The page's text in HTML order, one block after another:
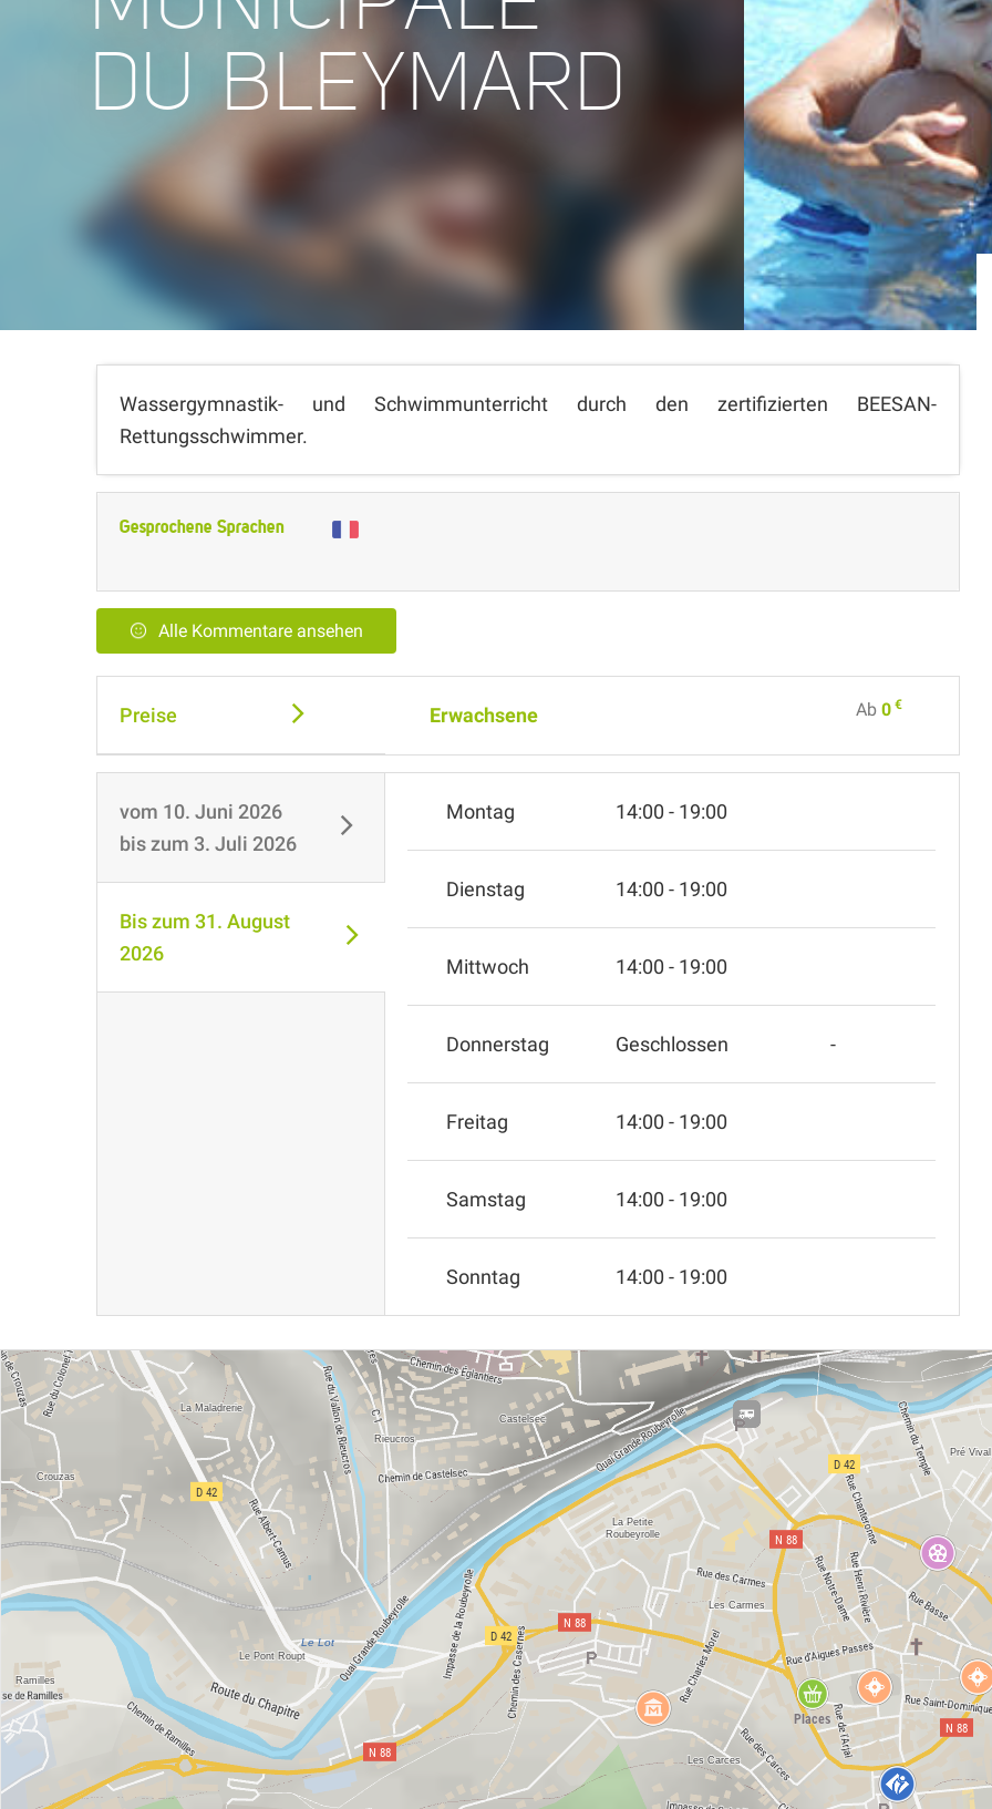
DU BLEYMARD
Wassergymnastik- und Schwimmunterricht durch den zertifizierten BEESAN-
Rettungsschwimmer.
Gesprochene Sprachen
Alle Kommentare ansehen
Preise Erwachsene Ab0 €
vom 10. Juni 2026
bis zum 3. Juli 2026
Bis zum 31. August
2026
Montag 14:00 - 19:00
Dienstag 14:00 - 19:00
Mittwoch 14:00 - 19:00
Donnerstag Geschlossen -
Freitag 14:00 - 19:00
Samstag 14:00 - 19:00
Sonntag 14:00 - 19:00